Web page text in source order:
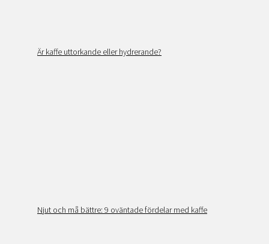
Är kaffe uttorkande eller hydrerande?
Njut och må bättre: 9 oväntade fördelar med kaffe